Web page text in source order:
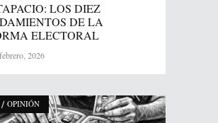
LOS DIEZ
DE LA
ELECTORAL
2026
/ OPINIÓN